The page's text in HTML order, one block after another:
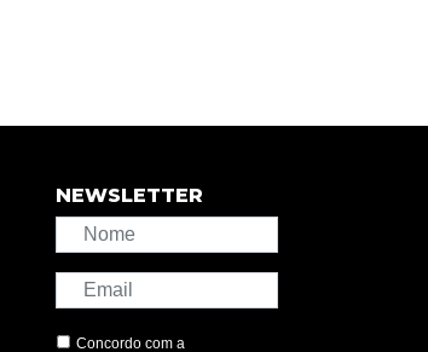
NEWSLETTER
Concordo com a